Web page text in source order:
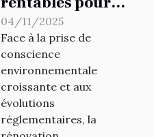
la rénovation
éco-responsable
de biens locatifs
04/11/2025
Face à la prise de
conscience
environnementale
croissante et aux
évolutions
réglementaires, la